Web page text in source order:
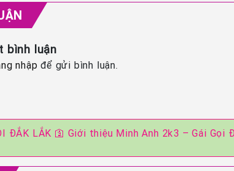
bình luận
nhập để gửi bình luận.
ĐẮK LẮK 🛐 Giới thiệu Minh Anh 2k3 – Gái Gọi